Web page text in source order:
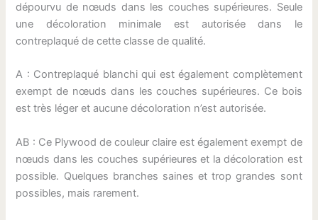
dépourvu de nœuds dans les couches supérieures. Seule
une décoloration minimale est autorisée dans le
contreplaqué de cette classe de qualité.
A : Contreplaqué blanchi qui est également complètement
exempt de nœuds dans les couches supérieures. Ce bois
est très léger et aucune décoloration n’est autorisée.
AB : Ce Plywood de couleur claire est également exempt de
nœuds dans les couches supérieures et la décoloration est
possible. Quelques branches saines et trop grandes sont
possibles, mais rarement.